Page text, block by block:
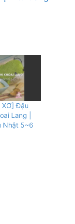
XƠ] Đậu
Lang |
Nhật 5~6